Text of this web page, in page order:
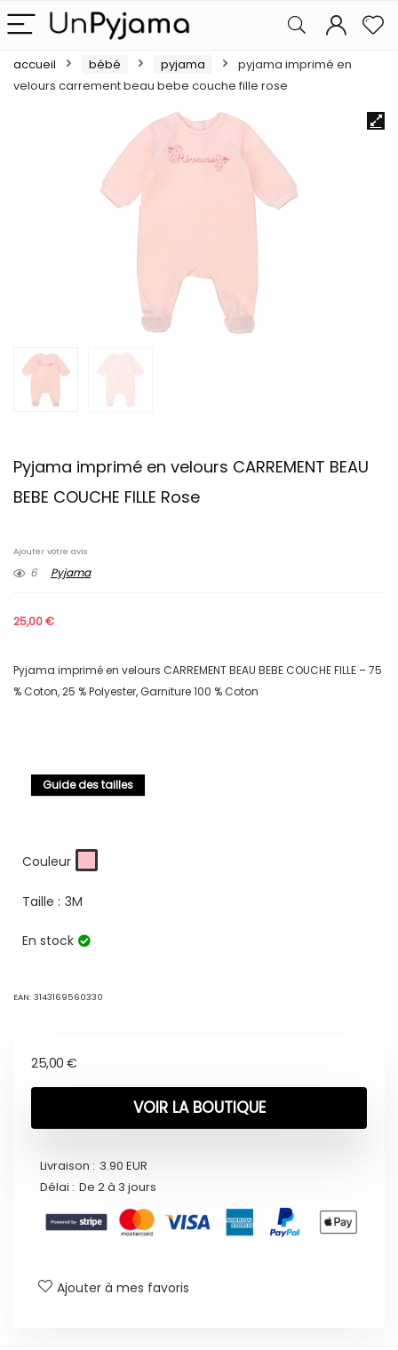
accueil bébé pyjama
pyjama imprimé en
velours carrement beau bebe couche fille rose
Pyjama imprimé en velours CARREMENT BEAU
BEBE COUCHE FILLE Rose
Ajouter votre avis
6 Pyjama
25,00€
Pyjama imprimé en velours CARREMENT BEAU BEBE COUCHE FILLE – 75
% Coton, 25 % Polyester, Garniture 100 % Coton
Guide des tailles
Couleur
Taille : 3M
En stock
EAN: 3143169560330
25,00 €
VOIR LA BOUTIQUE
Livraison : 3.90 EUR
Délai : De 2 à 3 jours
Ajouter à mes favoris